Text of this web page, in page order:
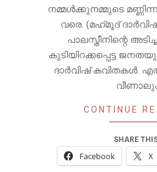
നമ്മൾക്കുനമ്മുടെ
വരെ. (മഹ്‌മൂദ് ദാർവിഷ്
പാലസ്തീനിന്റെ
കുടിയിറക്കപ്പെട്ട
ദാർവിഷ് കവിതകൾ.
CONTINUE
SHARE
Facebook X